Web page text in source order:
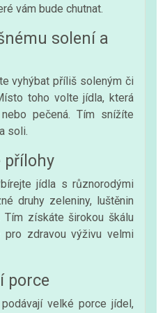
vám bude chutnat.
solení a
vyhýbat příliš soleným či
toho volte jídla, která
pečená. Tím snížíte
soli.
přílohy
jídla s různorodými
druhy zeleniny, luštěnin
Tím získáte širokou škálu
zdravou výživu velmi
porce
velké porce jídel,